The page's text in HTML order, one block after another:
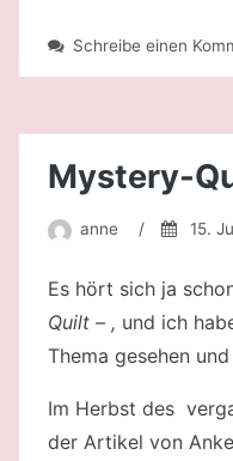
Schreibe einen
Mystery-
anne / 15.
Es hört sich ja
Quilt – , und ich
Thema gesehen
Im Herbst des
der Artikel von